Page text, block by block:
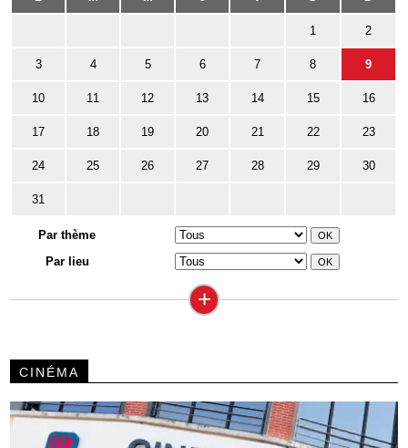
1 2
3 4 5 6 7 8 9
10 11 12 13 14 15 16
17 18 19 20 21 22 23
24 25 26 27 28 29 30
31
Par thème
Par lieu
+
CINÉMA